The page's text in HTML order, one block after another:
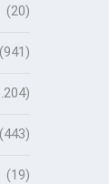
(20)
(941)
(443)
(19)